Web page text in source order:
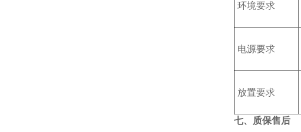
‌环境要求
电源要求
放置要求
七、质保售后